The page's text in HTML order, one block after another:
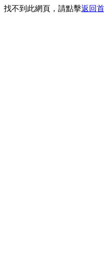
找不到此網頁，請點擊返回